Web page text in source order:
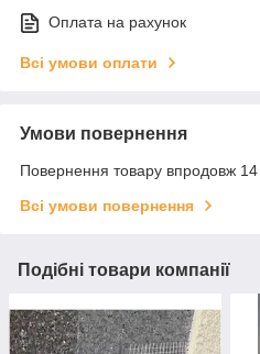
Оплата на рахунок
Всі умови оплати
Умови повернення
Повернення товару впродовж 14
Всі умови повернення
Подібні товари компанії